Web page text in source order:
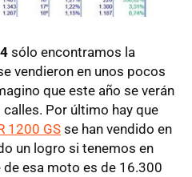
sólo encontramos la
vendieron en unos pocos
que este año se verán
Por último hay que
1200 GS se han vendido en
un logro si tenemos en
esa moto es de 16.300